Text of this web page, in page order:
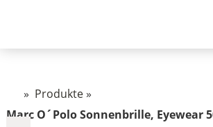
» Produkte»
Marc O´Polo Sonnenbrille, Eyewear